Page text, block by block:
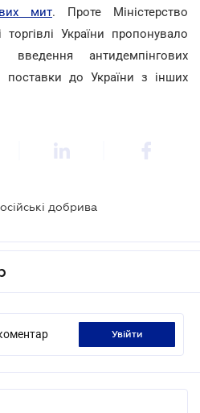
мит. Проте Міністерство
України пропонувало
введення антидемпінгових
поставки до України з інших
добрива
увійти